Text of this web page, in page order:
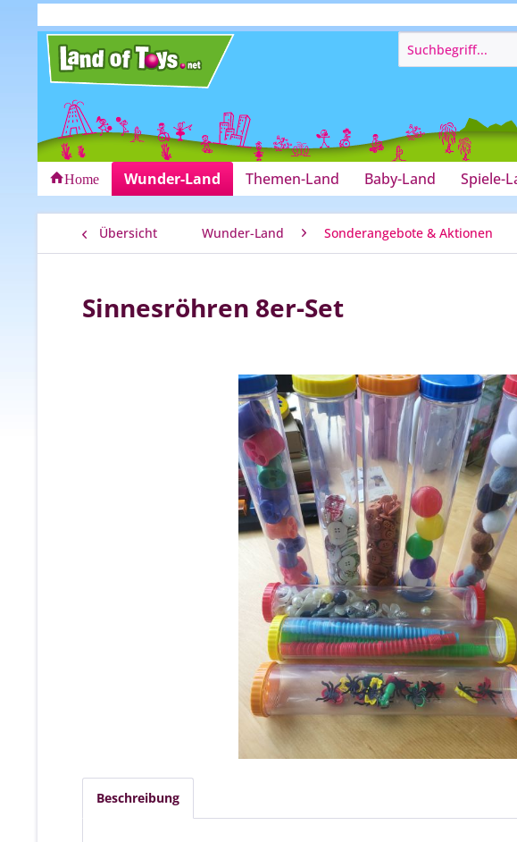
Home Wunder-Land Themen-Land Baby-Land Spiele-
Übersicht Wunder-Land Sonderangebote & Aktionen
Sinnesröhren 8er-Set
Beschreibung